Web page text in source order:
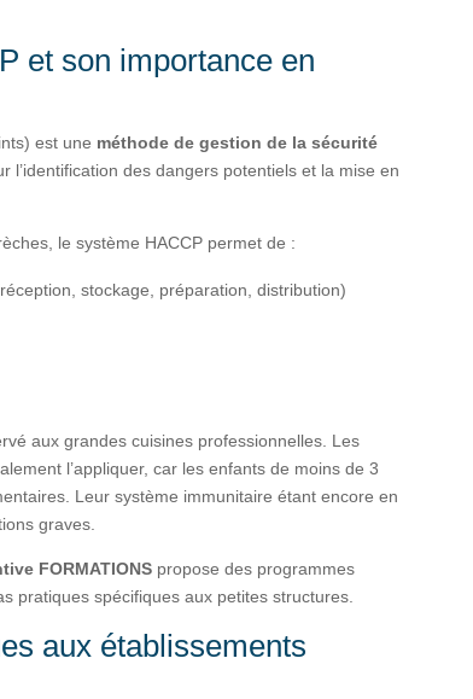
et son importance en
est une méthode de gestion de la sécurité
l’identification des dangers potentiels et la mise en
le système HACCP permet de :
stockage, préparation, distribution)
aux grandes cuisines professionnelles. Les
l’appliquer, car les enfants de moins de 3
Leur système immunitaire étant encore en
graves.
FORMATIONS propose des programmes
pratiques spécifiques aux petites structures.
aux établissements